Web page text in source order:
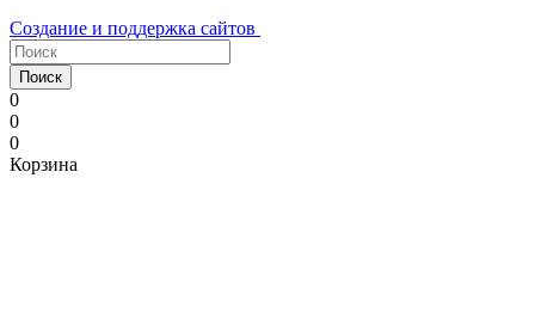
Создание и поддержка сайтов
Поиск
0
0
0
Корзина